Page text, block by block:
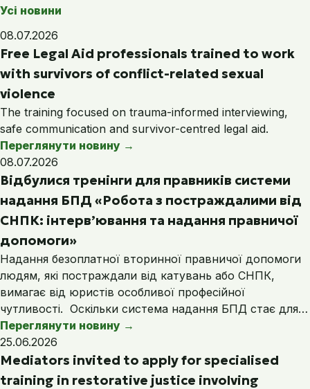
Усі новини
08.07.2026
Free Legal Aid professionals trained to work
with survivors of conflict-related sexual
violence
The training focused on trauma-informed interviewing,
safe communication and survivor-centred legal aid.
Переглянути новину →
08.07.2026
Відбулися тренінги для правників системи
надання БПД «Робота з постраждалими від
СНПК: інтерв’ювання та надання правничої
допомоги»
Надання безоплатної вторинної правничої допомоги
людям, які постраждали від катувань або СНПК,
вимагає від юристів особливої професійної
чутливості. Оскільки система надання БПД стає для…
Переглянути новину →
25.06.2026
Mediators invited to apply for specialised
training in restorative justice involving